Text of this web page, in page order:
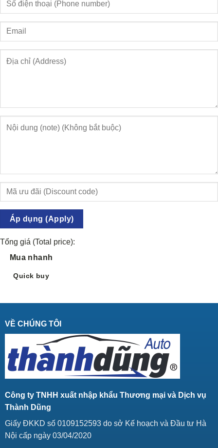
Áp dụng (Apply)
Tổng giá (Total price):
Mua nhanh
Quick buy
VỀ CHÚNG TÔI
Công ty TNHH xuất nhập khẩu Thương mại và Dịch vụ
Thành Dũng
Giấy ĐKKD số 0109152593 do sở Kế hoạch và Đầu tư Hà
Nội cấp ngày 03/04/2020